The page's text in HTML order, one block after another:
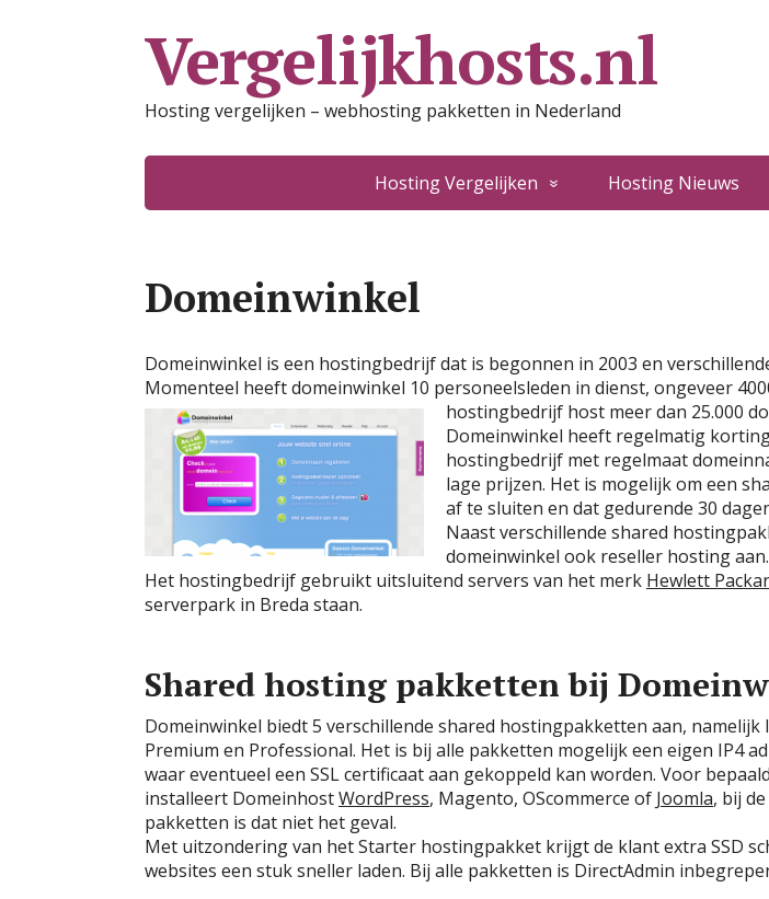
Vergelijkhosts.nl
Hosting vergelijken – webhosting pakketten in Nederland
Hosting Vergelijken Hosting Nieuws
Domeinwinkel
Domeinwinkel is een hostingbedrijf dat is begonnen in 2003 en
Momenteel heeft domeinwinkel 10 personeelsleden in dienst, ongeveer
hostingbedrijf host meer dan 25.000
Domeinwinkel heeft regelmatig
hostingbedrijf met regelmaat
lage prijzen. Het is mogelijk om een
af te sluiten en dat gedurende 30
Naast verschillende shared
domeinwinkel ook reseller hosting aan.
Het hostingbedrijf gebruikt uitsluitend servers van het merk Hewlett
serverpark in Breda staan.
Shared hosting pakketten bij
Domeinwinkel biedt 5 verschillende shared hostingpakketten aan, namelijk
Premium en Professional. Het is bij alle pakketten mogelijk een eigen IP4
waar eventueel een SSL certificaat aan gekoppeld kan worden. Voor
installeert DomeinhostWordPress, Magento, OScommerce of Joomla, bij
pakketten is dat niet het geval.
Met uitzondering van het Starter hostingpakket krijgt de klant extra SSD
websites een stuk sneller laden. Bij alle pakketten is DirectAdmin